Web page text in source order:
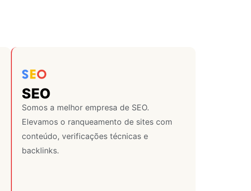
SEO
Somos a melhor empresa de SEO.
Elevamos o ranqueamento de sites com
conteúdo, verificações técnicas e
backlinks.